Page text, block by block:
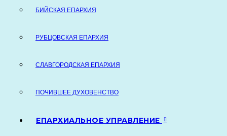
БИЙСКАЯ ЕПАРХИЯ
РУБЦОВСКАЯ ЕПАРХИЯ
СЛАВГОРОДСКАЯ ЕПАРХИЯ
ПОЧИВШЕЕ ДУХОВЕНСТВО
ЕПАРХИАЛЬНОЕ УПРАВЛЕНИЕ